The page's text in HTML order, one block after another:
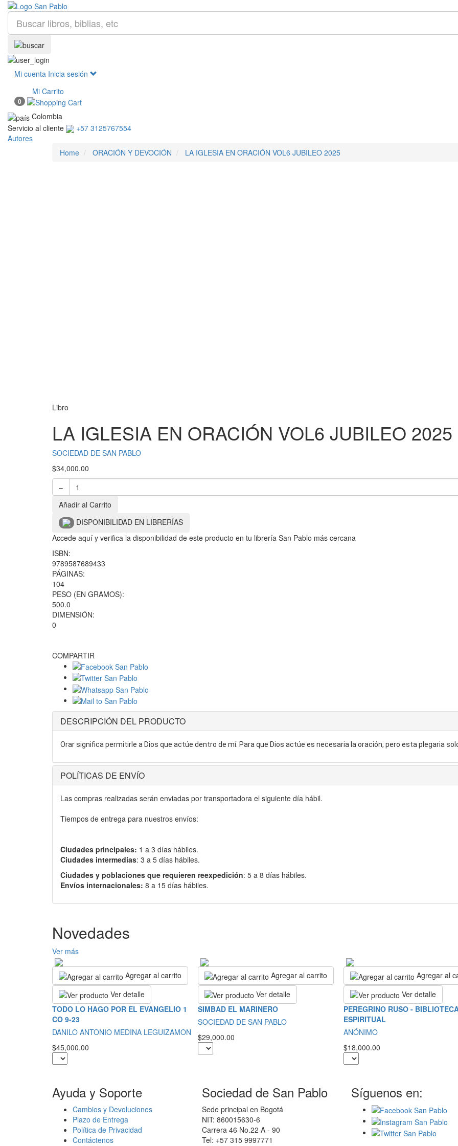
Mi cuenta Inicia sesión
Mi Carrito
0
Colombia
Servicio al cliente
+57 3125767554
Autores
Home
ORACIÓN Y DEVOCIÓN LA IGLESIA EN ORACIÓN VOL6 JUBILEO 2025
Libro
LA IGLESIA EN ORACIÓN VOL6 JUBILEO 2025
SOCIEDAD DE SAN PABLO
$34,000.00
–
Añadir al Carrito
DISPONIBILIDAD EN LIBRERÍAS
Accede aquí y verifica la disponibilidad de este producto en tu librería San Pablo más cercana
ISBN:
9789587689433
PÁGINAS:
104
PESO (EN GRAMOS):
500.0
DIMENSIÓN:
0
COMPARTIR
DESCRIPCIÓN DEL PRODUCTO
Orar significa permitirle a Dios que actúe dentro de mí. Para que Dios actúe es necesaria la oración, pero esta plegaria
POLÍTICAS DE ENVÍO
Las compras realizadas serán enviadas por transportadora el siguiente día hábil.
Tiempos de entrega para nuestros envíos:
Ciudades principales: 1 a 3 días hábiles.
Ciudades intermedias: 3 a 5 días hábiles.
Ciudades y poblaciones que requieren reexpedición: 5 a 8 días hábiles.
Envíos internacionales: 8 a 15 días hábiles.
Novedades
Ver más
Agregar al carrito
Ver detalle
TODO LO HAGO POR EL EVANGELIO 1
CO 9-23
DANILO ANTONIO MEDINA LEGUIZAMON
$45,000.00
Agregar al carrito
Ver detalle
SIMBAD EL MARINERO
SOCIEDAD DE SAN PABLO
$29,000.00
Agregar al
Ver detalle
PEREGRINO RUSO -
ESPIRITUAL
ANÓNIMO
$18,000.00
Ayuda y Soporte
Cambios y Devoluciones
Plazo de Entrega
Política de Privacidad
Contáctenos
Sociedad de San Pablo
Sede principal en Bogotá
NIT: 860015630-6
Carrera 46 No.22 A - 90
Tel: +57 315 9997771
Síguenos en: